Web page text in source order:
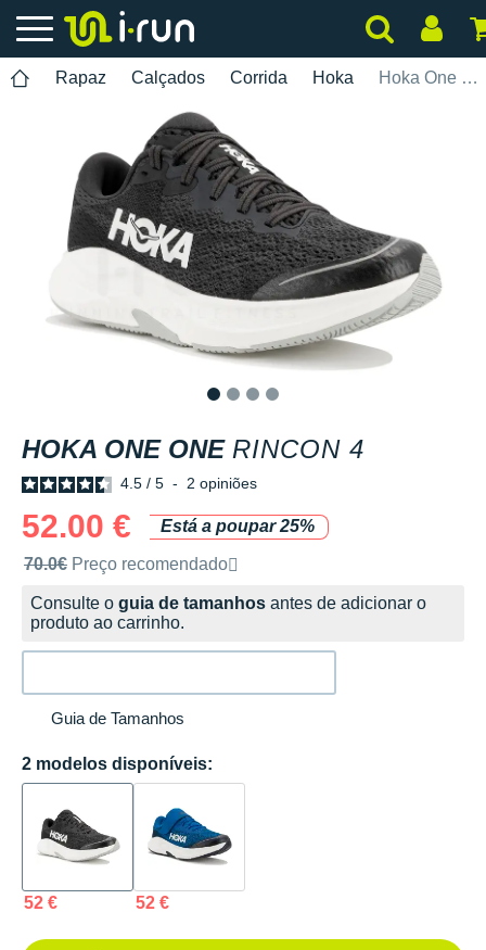
Rapaz Calçados Corrida Hoka Hoka One One Rincon 4
HOKA ONE ONE RINCON 4
4.5 / 5 - 2 opiniões
52.00 €
Está a poupar 25%
Preço de venda recomendado pela marca
70.0€ Preço recomendado
Consulte o guia de tamanhos antes de adicionar o
produto ao carrinho.
Guia de Tamanhos
2 modelos disponíveis:
52 € 52 €